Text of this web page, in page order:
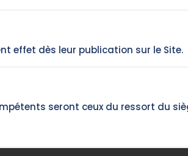
effet dès leur publication sur le Site.
seront ceux du ressort du